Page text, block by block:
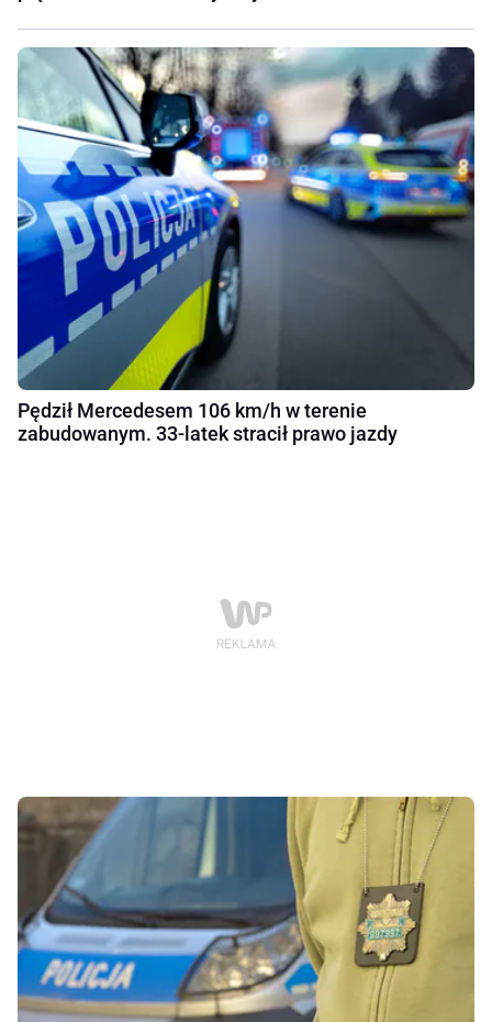
Pędził Mercedesem 106 km/h w terenie
zabudowanym. 33-latek stracił prawo jazdy